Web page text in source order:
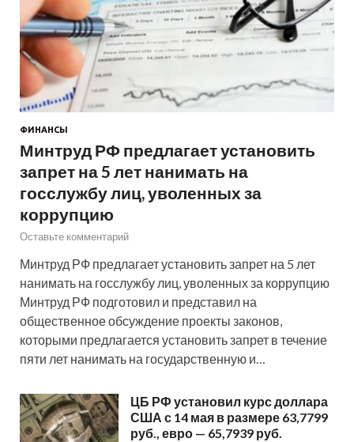
ФИНАНСЫ
Минтруд РФ предлагает установить
запрет на 5 лет нанимать на
госслужбу лиц, уволенных за
коррупцию
Оставьте комментарий
Минтруд РФ предлагает установить запрет на 5 лет
нанимать на госслужбу лиц, уволенных за коррупцию
Минтруд РФ подготовил и представил на
общественное обсуждение проекты законов,
которыми предлагается установить запрет в течение
пяти лет нанимать на государственную и…
ЦБ РФ установил курс доллара
США с 14 мая в размере 63,7799
руб., евро — 65,7939 руб.